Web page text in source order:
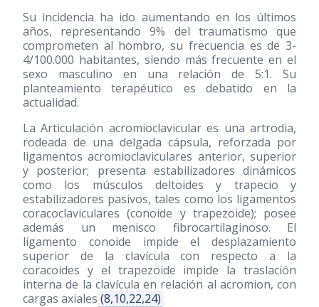
Su incidencia ha ido aumentando en los últimos
años, representando 9% del traumatismo que
comprometen al hombro, su frecuencia es de 3-
4/100.000 habitantes, siendo más frecuente en el
sexo masculino en una relación de 5:1. Su
planteamiento terapéutico es debatido en la
actualidad.
La Articulación acromioclavicular es una artrodia,
rodeada de una delgada cápsula, reforzada por
ligamentos acromioclaviculares anterior, superior
y posterior; presenta estabilizadores dinámicos
como los músculos deltoides y trapecio y
estabilizadores pasivos, tales como los ligamentos
coracoclaviculares (conoide y trapezoide); posee
además un menisco fibrocartilaginoso. El
ligamento conoide impide el desplazamiento
superior de la clavícula con respecto a la
coracoides y el trapezoide impide la traslación
interna de la clavícula en relación al acromion, con
cargas axiales (8,10,22,24)